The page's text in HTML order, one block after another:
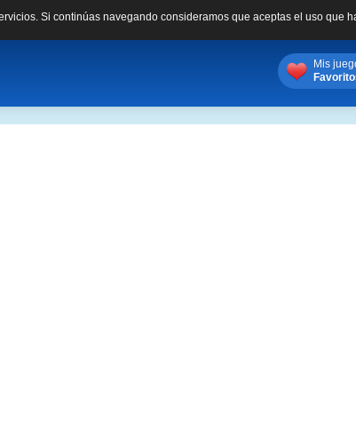
Si continúas navegando consideramos que aceptas el uso que
Mis